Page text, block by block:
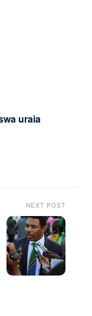
uraia
NEXT POST